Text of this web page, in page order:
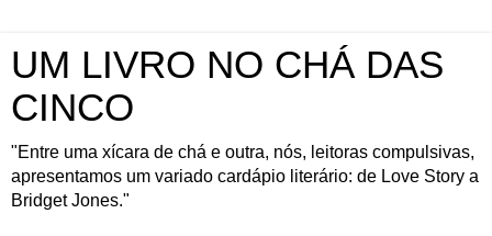
UM LIVRO NO CHÁ DAS
CINCO
"Entre uma xícara de chá e outra, nós, leitoras compulsivas,
apresentamos um variado cardápio literário: de Love Story a
Bridget Jones."